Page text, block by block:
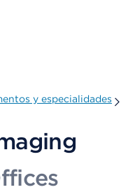
y especialidades